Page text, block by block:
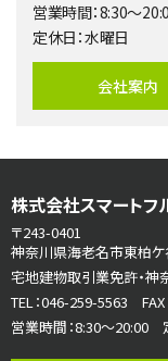
第6位
並列２台駐車可。１階
第8位
営業時間：8:30～
定休日：水曜日
会社案内
株式会社スマートフ
〒243-0401
神奈川県海老名市東柏
宅地建物取引業免許・神
TEL：046-259-5563 FAX
営業時間：8:30～20:00